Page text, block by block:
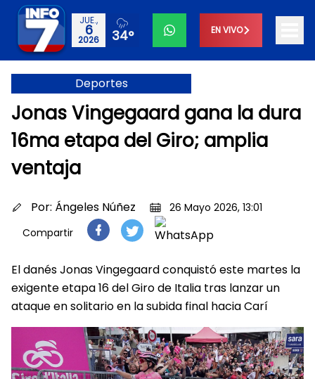
JUE.,
6
2026 34° EN VIVO
Deportes
Jonas Vingegaard gana la dura
16ma etapa del Giro; amplia
ventaja
Por: Ángeles Núñez
26 Mayo 2026, 13:01
Compartir
El danés Jonas Vingegaard conquistó este martes la
exigente etapa 16 del Giro de Italia tras lanzar un
ataque en solitario en la subida final hacia Carí